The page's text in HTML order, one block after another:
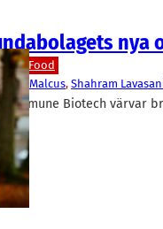
nya
Food
Sara Malcus, Shahram
Immune Biotech värvar